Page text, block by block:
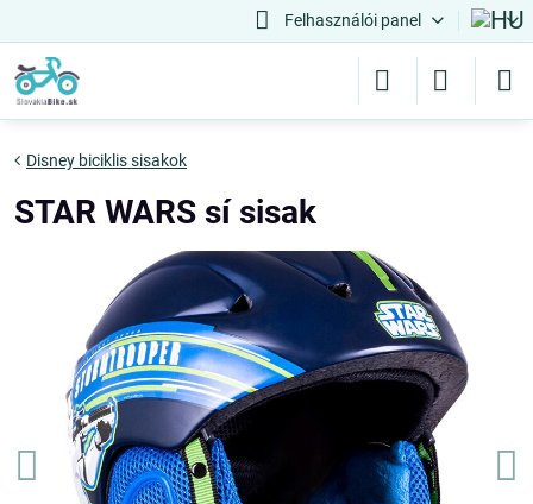
Felhasználói panel
Disney biciklis sisakok
STAR WARS sí sisak